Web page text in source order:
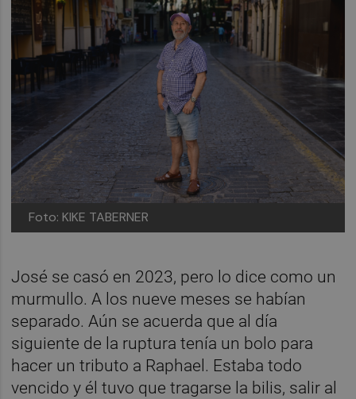
Foto: KIKE TABERNER
José se casó en 2023, pero lo dice como un
murmullo. A los nueve meses se habían
separado. Aún se acuerda que al día
siguiente de la ruptura tenía un bolo para
hacer un tributo a Raphael. Estaba todo
vencido y él tuvo que tragarse la bilis, salir al